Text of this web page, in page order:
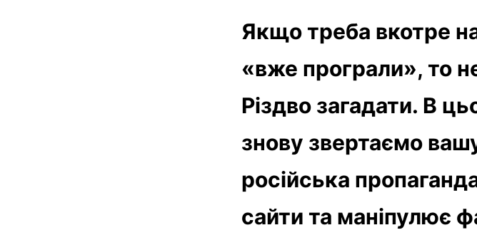
Якщо треба вкотре
«вже програли», то
Різдво загадати. В
знову звертаємо
російська
сайти та маніпулює